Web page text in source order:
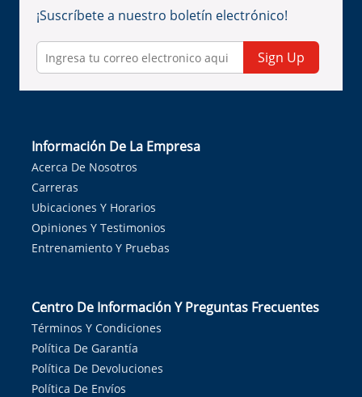
¡Suscríbete a nuestro boletín electrónico!
Sign Up
Información De La Empresa
Acerca De Nosotros
Carreras
Ubicaciones Y Horarios
Opiniones Y Testimonios
Entrenamiento Y Pruebas
Centro De Información Y Preguntas Frecuentes
Términos Y Condiciones
Política De Garantía
Política De Devoluciones
Política De Envíos